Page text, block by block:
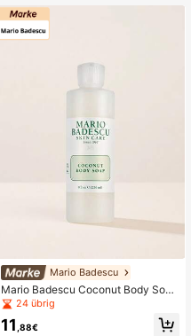
und strapaziertes Haar. Für die häuf
ige Anwendung geeignet. Reichhalt
ige Textur, dichter Schaum, langanh
laufsicher. Ohne Sulfate und Silikon
Mario Badescu
Mario Badescu Coconut Body Soap
236 ml
24 übrig
11 ,88€